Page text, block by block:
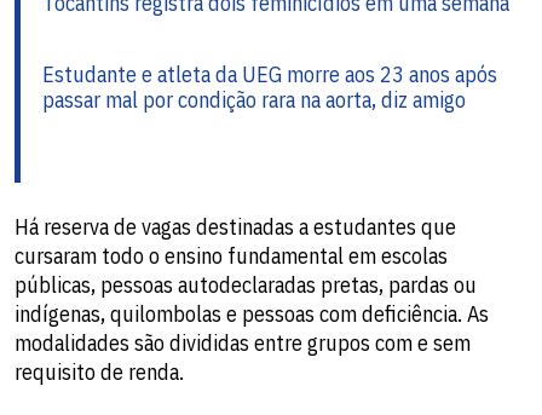
Estudante e atleta da UEG morre aos 23 anos após
passar mal por condição rara na aorta, diz amigo​
Há reserva de vagas destinadas a estudantes que
cursaram todo o ensino fundamental em escolas
públicas, pessoas autodeclaradas pretas, pardas ou
indígenas, quilombolas e pessoas com deficiência. As
modalidades são divididas entre grupos com e sem
requisito de renda.